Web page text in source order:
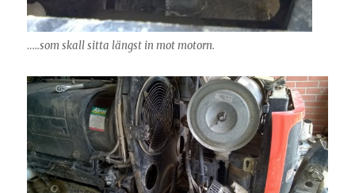
…..som skall sitta längst in mot motorn.